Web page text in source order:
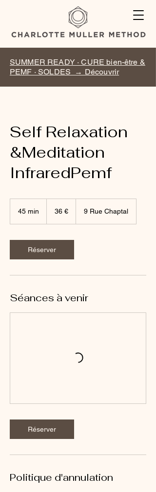
SUMMER READY · CURE bien-être &
PEMF · SOLDES → Découvrir
Self Relaxation
&Meditation
InfraredPemf
45 min
i
n
36 € 9 Rue Chaptal
Réserver
Séances à venir
Réserver
Politique d'annulation